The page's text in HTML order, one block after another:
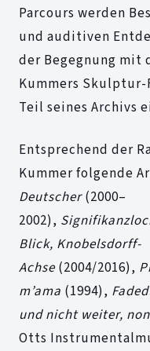
Parcours werden
und auditiven
der Begegnung mit
Kummers Skulptur-
Teil seines Archivs
Entsprechend der
Kummer folgende
Deutscher(2000–
2002),
Blick, Knobelsdorff-
Achse (2004/2016),
m’ama (1994),
und nicht weiter,
Otts